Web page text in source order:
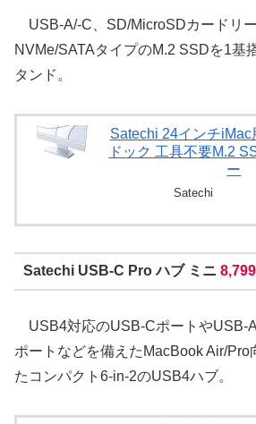
USB-A/-C、SD/MicroSDカードリ
NVMe/SATAタイプのM.2 SSDを1基
タンド。
Satechi 24インチiMac
ドック 工具不要M.2
ー
Satechi
Satechi USB-C Pro ハブ ミニ
USB4対応のUSB-CポートやUSB-
ポートなどを備えたMacBook Air/Pro
たコンパクト6-in-2のUSB4ハブ。